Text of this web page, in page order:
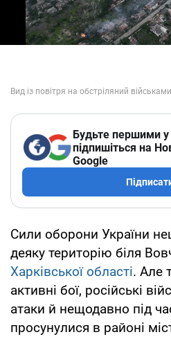
Будьте першими у
підпишіться на
Google
Сили оборони України
деяку територію біля
Харківської області. Але
активні бої, російські
атаки й нещодавно під
просунулися в районі